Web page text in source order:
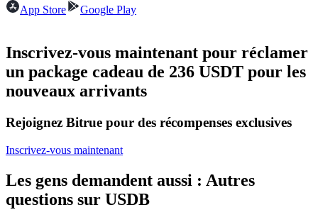
Devenez un trader de copie
Profitez du partage des bénéfices et des commissions de copy
trading
App Store
Google Play
Inscrivez-vous maintenant pour réclamer
un package cadeau de 236 USDT pour les
nouveaux arrivants
Rejoignez Bitrue pour des récompenses exclusives
Inscrivez-vous maintenant
Les gens demandent aussi : Autres
questions sur USDB